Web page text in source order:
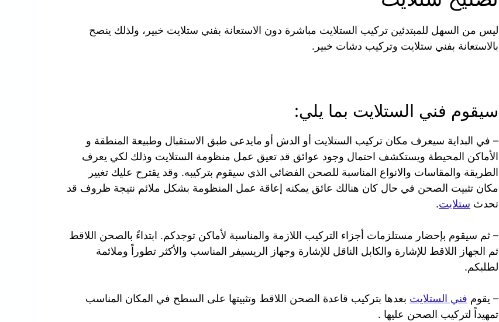
ليس من السهل للمبتدئين تركيب الستلايت مباشرة دون الاستعانة بفني ستلايت خبير، ولذلك ينصح
بالاستعانة بفني ستلايت وتركيب دشات خبير.
سيقوم فني الستلايت بما يلي:
– في البداية سيعرف مكان تركيب الستلايت أو الدش أو مايدعى طبق الاستقبال وطبيعة المنطقة و
الأماكن المحيطة ويستكشف احتمال وجود عوائق قد تعيق عمل منظومة الستلايت وذلك لكي يعرف
الطريقة والمقاسات والانواع المناسبة للصحن الفضائي الذي سيقوم بتركيبه. وقد يقترح عليك تغيير
مكان تثبيت الصحن في حال كان هنالك عائق يمكنه إعاقة عمل المنظومة بشكل ملائم نتيجة ظروف قد
تحدث ستلايت.
– ثم سيقوم بإحضار مستلزمات أجزاء التركيب اللازمة والمناسبة لأماكن توجدكم. ابتداءً بالصحن اللاقط
ثم الجهاز اللاقط للإشارة والكابل الناقل للإشارة وجهاز الريسيفر المناسب والأكثر تطوراً وملائمة
لطلبكم.
– يقوم فني الستلايت بعدها بتركيب قاعدة الصحن اللاقط وتثبيتها على السطح في المكان المناسب
تمهيداً لتركيب الصحن عليها .